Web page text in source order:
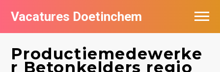
Vacatures Doetinchem
Productiemedewerke
r Betonkelders regio
Vacatures per bedrijf
De populairste vacatures in Doetinchem